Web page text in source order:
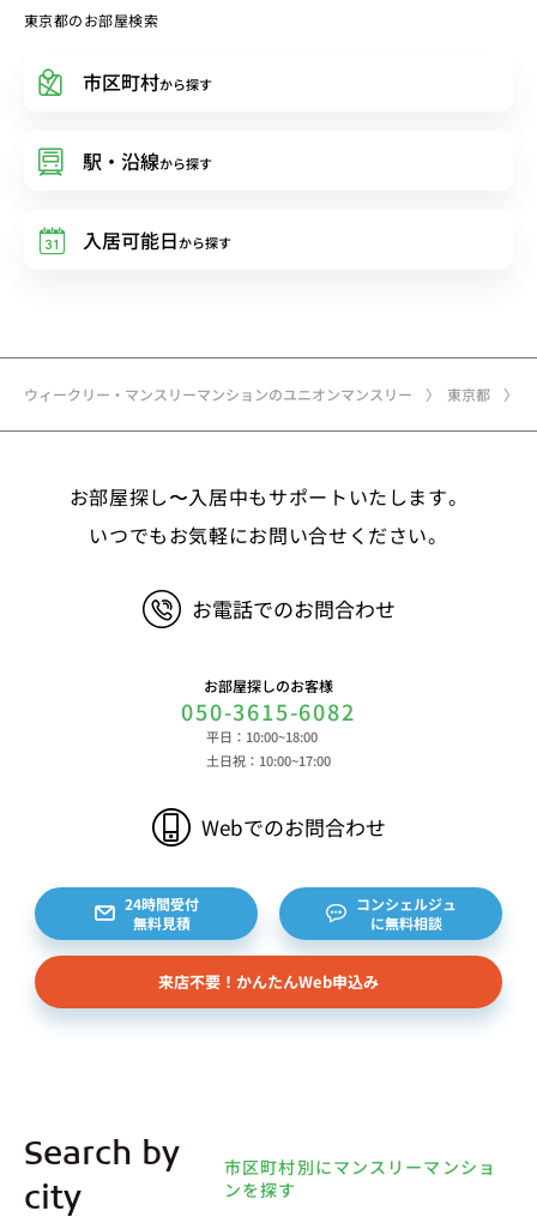
ウィークリー・マンスリーマンションのユニオンマンスリー 東京都
東京都のお部屋検索
市区町村から探す
駅・沿線から探す
入居可能日から探す
お部屋探し〜入居中もサポートいたします。
いつでもお気軽にお問い合せください。
お電話でのお問合わせ
お部屋探しのお客様
050-3615-6082
平日：10:00~18:00
土日祝：10:00~17:00
Webでのお問合わせ
24時間受付
無料見積
コンシェルジュ
に無料相談
来店不要！かんたんWeb申込み
Search by
city
市区町村別にマンスリーマンショ
ンを探す